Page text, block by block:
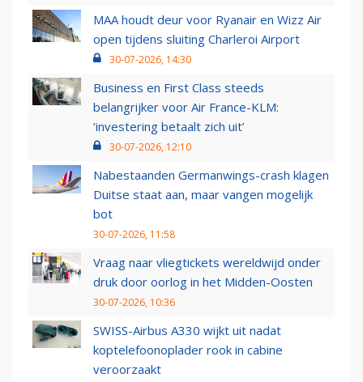
MAA houdt deur voor Ryanair en Wizz Air
open tijdens sluiting Charleroi Airport
30-07-2026, 14:30
Business en First Class steeds
belangrijker voor Air France-KLM:
‘investering betaalt zich uit’
30-07-2026, 12:10
Nabestaanden Germanwings-crash klagen
Duitse staat aan, maar vangen mogelijk
bot
30-07-2026, 11:58
Vraag naar vliegtickets wereldwijd onder
druk door oorlog in het Midden-Oosten
30-07-2026, 10:36
SWISS-Airbus A330 wijkt uit nadat
koptelefoonoplader rook in cabine
veroorzaakt